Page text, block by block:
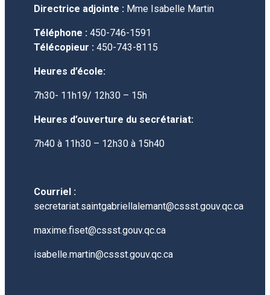
Directrice adjointe : Mme Isabelle Martin
Téléphone : 450-746-1591
Télécopieur : 450-743-8115
Heures d’école:
7h30- 11h19/ 12h30 – 15h
Heures d’ouverture du secrétariat:
7h40 à 11h30 – 12h30 à 15h40
Courriel :
secretariat.saintgabriellalemant@cssst.gouv.qc.ca
maxime.fiset@cssst.gouv.qc.ca
isabelle.martin@cssst.gouv.qc.ca